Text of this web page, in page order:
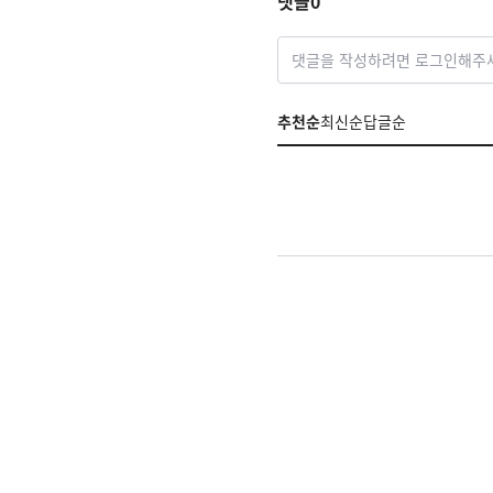
댓글을 작성하려면 로그인해주
추천순최신순답글순